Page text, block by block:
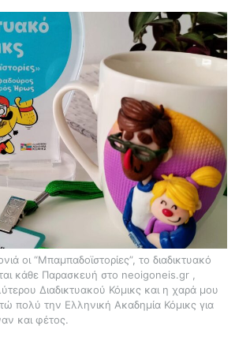
οι “Μπαμπαδοϊστορίες”, το διαδικτυακό
κάθε Παρασκευή στο neoigoneis.gr ,
Διαδικτυακού Κόμικς και η χαρά μου
πολύ την Ελληνική Ακαδημία Κόμικς για
και φέτος.